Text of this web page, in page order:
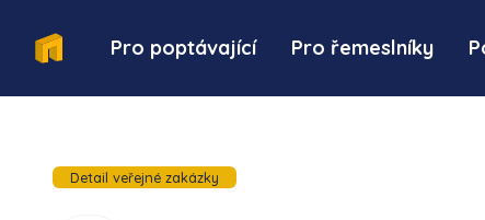
Pro poptávající Pro řemeslníky
Detail veřejné zakázky